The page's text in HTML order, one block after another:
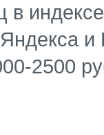
в
и
2500